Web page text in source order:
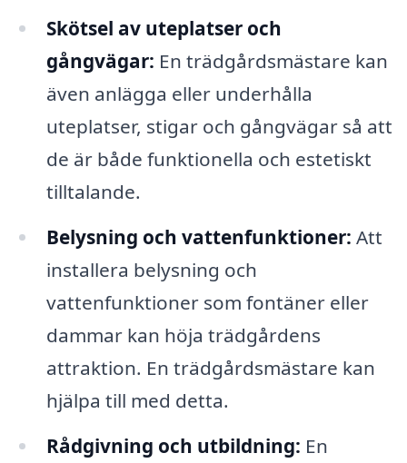
Skötsel av uteplatser och
gångvägar: En trädgårdsmästare kan
även anlägga eller underhålla
uteplatser, stigar och gångvägar så att
de är både funktionella och estetiskt
tilltalande.
Belysning och vattenfunktioner: Att
installera belysning och
vattenfunktioner som fontäner eller
dammar kan höja trädgårdens
attraktion. En trädgårdsmästare kan
hjälpa till med detta.
Rådgivning och utbildning: En